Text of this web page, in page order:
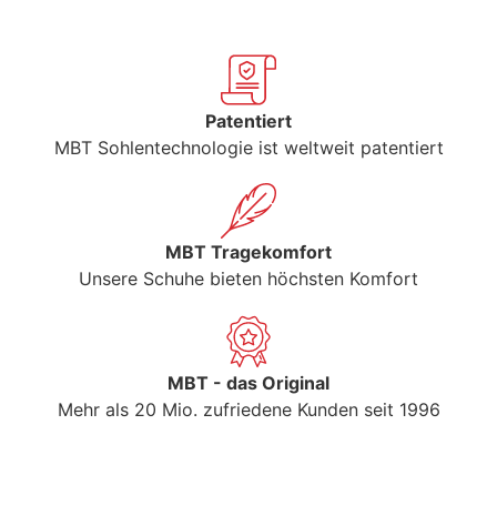
Patentiert
MBT Sohlentechnologie ist weltweit patentiert
MBT Tragekomfort
Unsere Schuhe bieten höchsten Komfort
MBT - das Original
Mehr als 20 Mio. zufriedene Kunden seit 1996